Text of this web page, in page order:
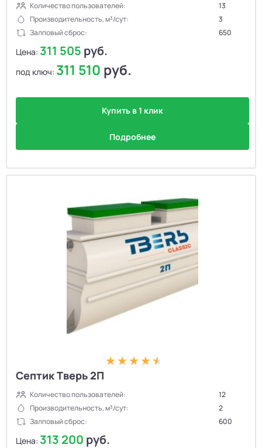
Количество пользователей:
13
Производительность, м³/сут:
3
Залповый сброс:
650
Цена: 311 505 руб.
под ключ: 311 510 руб.
Купить в 1 клик
Подробнее
Септик Тверь 2П
Количество пользователей:
12
Производительность, м³/сут:
2
Залповый сброс:
600
Цена: 313 200 руб.